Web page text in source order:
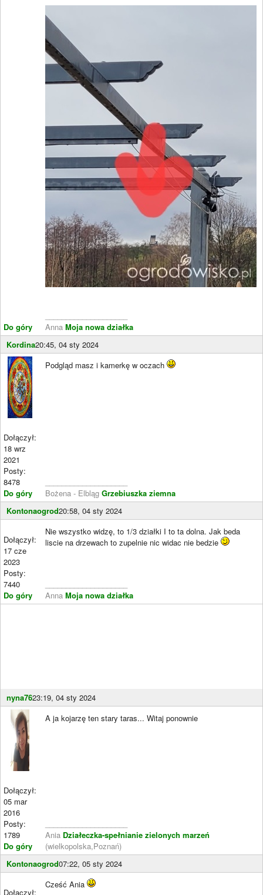
Do góry
Anna Moja nowa działka
Kordina20:45, 04 sty 2024
Dołączył:
18 wrz
2021
Posty:
8478
Do góry
Podgląd masz i kamerkę w oczach
Bożena - Elbląg Grzebiuszka ziemna
Kontonaogrod20:58, 04 sty 2024
Dołączył:
17 cze
2023
Posty:
7440
Do góry
Nie wszystko widzę, to 1/3 działki I to ta dolna. Jak beda
liscie na drzewach to zupelnie nic widac nie bedzie
Anna Moja nowa działka
nyna7623:19, 04 sty 2024
Dołączył:
05 mar
2016
Posty:
1789
Do góry
A ja kojarzę ten stary taras... Witaj ponownie
Ania Działeczka-spełnianie zielonych marzeń
(wielkopolska,Poznań)
Kontonaogrod07:22, 05 sty 2024
Dołączył:
Cześć Ania